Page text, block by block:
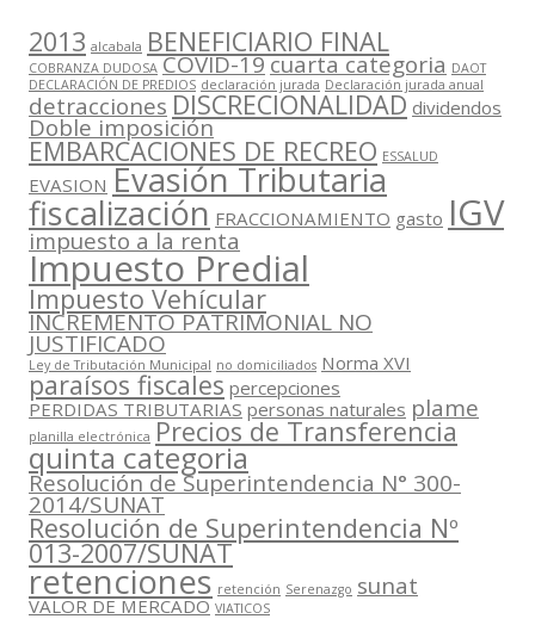
2013 alcabala BENEFICIARIO FINAL
COBRANZA DUDOSA COVID-19cuarta categoria DAOT
DECLARACIÓN DE PREDIOS declaración jurada Declaración jurada anual
detracciones DISCRECIONALIDAD dividendos
Doble imposición
EMBARCACIONES DE RECREO ESSALUD
EVASION Evasión Tributaria
fiscalización FRACCIONAMIENTO gasto IGV
impuesto a la renta
Impuesto Predial
Impuesto Vehícular
INCREMENTO PATRIMONIAL NO
JUSTIFICADO
Ley de Tributación Municipal no domiciliados Norma XVI
paraísos fiscales percepciones
PERDIDAS TRIBUTARIAS personas naturales plame
planilla electrónica Precios de Transferencia
quinta categoria
Resolución de Superintendencia N° 300-
2014/SUNAT
Resolución de Superintendencia Nº
013-2007/SUNAT
retenciones retención Serenazgo sunat
VALOR DE MERCADO VIATICOS